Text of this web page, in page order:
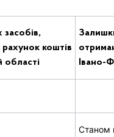
засобів,
коштів
області
Івано-
Станом